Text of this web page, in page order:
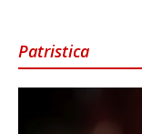
Patristica